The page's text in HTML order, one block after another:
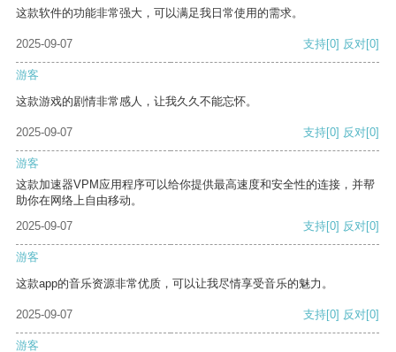
这款软件的功能非常强大，可以满足我日常使用的需求。
2025-09-07 支持[0] 反对[0]
游客
这款游戏的剧情非常感人，让我久久不能忘怀。
2025-09-07 支持[0] 反对[0]
游客
这款加速器VPM应用程序可以给你提供最高速度和安全性的连接，并帮
助你在网络上自由移动。
2025-09-07
支持[0] 反对[0]
游客
这款app的音乐资源非常优质，可以让我尽情享受音乐的魅力。
2025-09-07 支持[0] 反对[0]
游客